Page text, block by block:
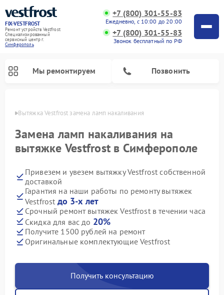
FIX-VESTFROST
Ремонт устройств Vestfrost
Специализированный
cервисный центр г.
Симферополь
+7 (800) 301-55-83
Ежедневно, с 10:00 до 20:00
+7 (800) 301-55-83
Звонок бесплатный по РФ
Мы ремонтируем Позвонить
Вытяжка Vestfrost замена ламп накаливания
Замена ламп накаливания на
вытяжке Vestfrost в Симферополе
Привезем и увезем вытяжку Vestfrost собственной
доставкой
Гарантия на наши работы по ремонту вытяжек
Vestfrost до 3-х лет
Срочный ремонт вытяжек Vestfrost в течении часа
Скидка для вас до 20%
Получите 1500 рублей на ремонт
Оригинальные комплектующие Vestfrost
Получить консультацию